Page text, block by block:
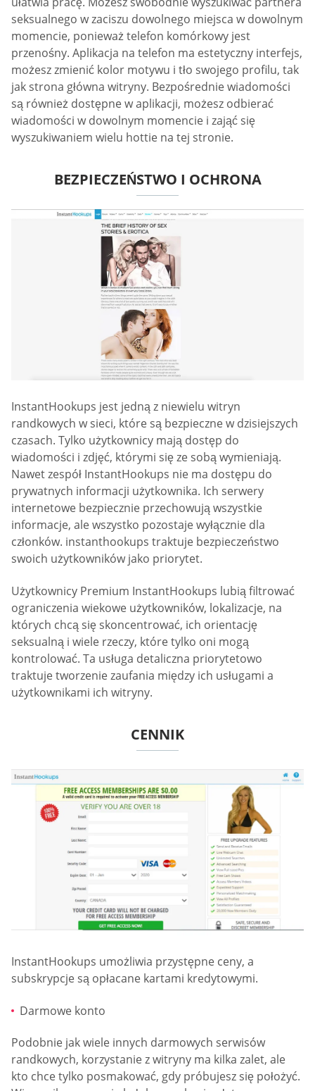
seksualnego w zaciszu dowolnego miejsca w dowolnym
momencie, ponieważ telefon komórkowy jest
przenośny. Aplikacja na telefon ma estetyczny interfejs,
możesz zmienić kolor motywu i tło swojego profilu, tak
jak strona główna witryny. Bezpośrednie wiadomości
są również dostępne w aplikacji, możesz odbierać
wiadomości w dowolnym momencie i zająć się
wyszukiwaniem wielu hottie na tej stronie.
BEZPIECZEŃSTWO I OCHRONA
InstantHookups jest jedną z niewielu witryn
randkowych w sieci, które są bezpieczne w dzisiejszych
czasach. Tylko użytkownicy mają dostęp do
wiadomości i zdjęć, którymi się ze sobą wymieniają.
Nawet zespół InstantHookups nie ma dostępu do
prywatnych informacji użytkownika. Ich serwery
internetowe bezpiecznie przechowują wszystkie
informacje, ale wszystko pozostaje wyłącznie dla
członków. instanthookups traktuje bezpieczeństwo
swoich użytkowników jako priorytet.
Użytkownicy Premium InstantHookups lubią filtrować
ograniczenia wiekowe użytkowników, lokalizacje, na
których chcą się skoncentrować, ich orientację
seksualną i wiele rzeczy, które tylko oni mogą
kontrolować. Ta usługa detaliczna priorytetowo
traktuje tworzenie zaufania między ich usługami a
użytkownikami ich witryny.
CENNIK
InstantHookups umożliwia przystępne ceny, a
subskrypcje są opłacane kartami kredytowymi.
Darmowe konto
Podobnie jak wiele innych darmowych serwisów
randkowych, korzystanie z witryny ma kilka zalet, ale
kto chce tylko posmakować, gdy próbujesz się położyć.